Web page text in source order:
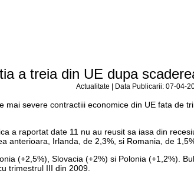
a treia din UE dupa
Actualitate | Data Publicarii: 07-04-
severe contractiii economice din UE fata de
a raportat date 11 nu au reusit sa iasa din
anterioara, Irlanda, de 2,3%, si Romania, de
(+2,5%), Slovacia (+2%) si Polonia (+1,2%).
trimestrul III din 2009.